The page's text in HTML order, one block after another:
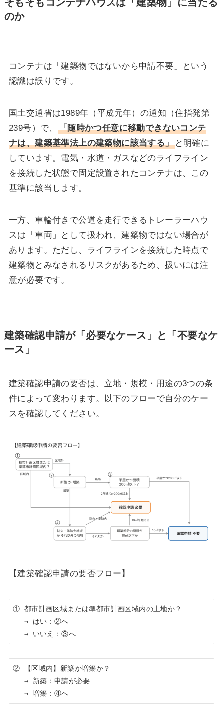
そもそもコンテナハウスは「建築物」に当たる
のか
コンテナは「建築物ではないから申請不要」という
認識は誤りです。
国土交通省は1989年（平成元年）の通知（住指発第
239号）で、
「随時かつ任意に移動できないコンテ
ナは、建築基準法上の建築物に該当する」と明確に
しています。電気・水道・ガスなどのライフライン
を接続した状態で固定設置されたコンテナは、この
基準に該当します。
一方、車輪付きで公道を走行できるトレーラーハウ
スは「車両」として扱われ、建築物ではない場合が
あります。ただし、ライフラインを接続した時点で
建築物とみなされるリスクがあるため、扱いには注
意が必要です。
建築確認申請が「必要なケース」と「不要なケ
ース」
建築確認申請の要否は、立地・規模・用途の3つの条
件によって変わります。以下のフローで自分のケー
スを確認してください。
【建築確認申請の要否フロー】
① 都市計画区域または準都市計画区域内の土地か？
→ はい：②へ
→ いいえ：③へ
② 【区域内】新築か増築か？
→ 新築：申請が必要
→ 増築：④へ